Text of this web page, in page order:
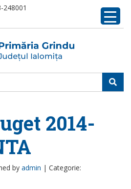
248001
2014-
by admin | Categorie: